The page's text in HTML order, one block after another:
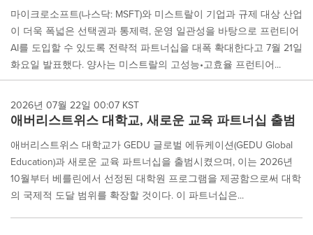
마이크로소프트(나스닥: MSFT)와 미스트랄이 기업과 규제 대상 산업
이 더욱 폭넓은 선택권과 통제력, 운영 일관성을 바탕으로 프런티어
AI를 도입할 수 있도록 전략적 파트너십을 대폭 확대한다고 7월 21일
화요일 발표했다. 양사는 미스트랄의 고성능•고효율 프런티어...
2026년 07월 22일 00:07 KST
애버리스트위스 대학교, 새로운 교육 파트너십 출범
애버리스트위스 대학교가 GEDU 글로벌 에듀케이션(GEDU Global
Education)과 새로운 교육 파트너십을 출범시켰으며, 이는 2026년
10월부터 베를린에서 선정된 대학원 프로그램을 제공함으로써 대학
의 국제적 도달 범위를 확장할 것이다. 이 파트너십은...